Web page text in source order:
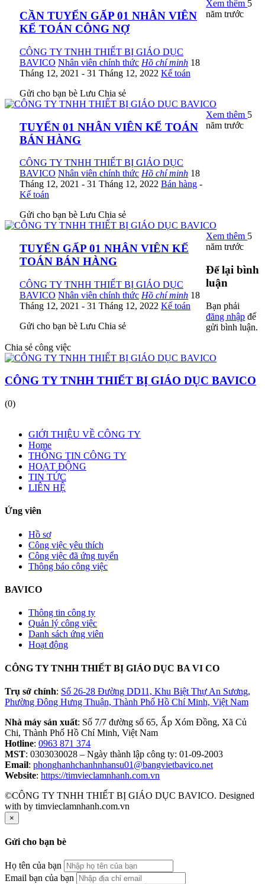
CẦN TUYỂN GẤP 01 NHÂN VIÊN
KẾ TOÁN CÔNG NỢ
CÔNG TY TNHH THIẾT BỊ GIÁO DỤC
BAVICO Nhân viên chính thức Hồ chí minh 18
Tháng 12, 2021 - 31 Tháng 12, 2022 Kế toán
Gửi cho bạn bè Lưu Chia sẻ
Xem thêm 5
năm trước
TUYỂN 01 NHÂN VIÊN KẾ TOÁN
BÁN HÀNG
CÔNG TY TNHH THIẾT BỊ GIÁO DỤC
BAVICO Nhân viên chính thức Hồ chí minh 18
Tháng 12, 2021 - 31 Tháng 12, 2022 Bán hàng -
Kế toán
Gửi cho bạn bè Lưu Chia sẻ
Xem thêm 5
năm trước
TUYỂN GẤP 01 NHÂN VIÊN KẾ
TOÁN BÁN HÀNG
CÔNG TY TNHH THIẾT BỊ GIÁO DỤC
BAVICO Nhân viên chính thức Hồ chí minh 18
Tháng 12, 2021 - 31 Tháng 12, 2022 Kế toán
Gửi cho bạn bè Lưu Chia sẻ
Xem thêm 5
năm trước
Để lại bình
luận
Bạn phải
đăng nhập để
gửi bình luận.
Chia sẻ công việc
CÔNG TY TNHH THIẾT BỊ GIÁO DỤC BAVICO
(0)
GIỚI THIỆU VỀ CÔNG TY
Home
THÔNG TIN CÔNG TY
HOẠT ĐỘNG
TIN TỨC
LIÊN HỆ
Ứng viên
Hồ sơ
Công việc yêu thích
Công việc đã ứng tuyển
Thông báo công việc
BAVICO
Thông tin công ty
Quản lý công việc
Danh sách ứng viên
Hoạt động
CÔNG TY TNHH THIẾT BỊ GIÁO DỤC BA VI CO
Trụ sở chính: Số 26-28 Đường DD11, Khu Biệt Thự An Sương,
Phường Đông Hưng Thuận, Thành Phố Hồ Chí Minh, Việt Nam
Nhà máy sản xuất: Số 7/7 đường số 65, Ấp Xóm Đồng, Xã Củ
Chi, Thành Phố Hồ Chí Minh, Việt Nam
Hotline: 0963 871 374
MST: 0303030028 – Ngày thành lập công ty: 01-09-2003
Email: phonghanhchanhnhansu01@bangvietbavico.net
Website: https://timvieclamnhanh.com.vn
©CÔNG TY TNHH THIẾT BỊ GIÁO DỤC BAVICO. Designed
with by timvieclamnhanh.com.vn
×
Gửi cho bạn bè
Họ tên của bạn
Email bạn của bạn